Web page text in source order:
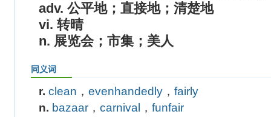
adv. 公平地；直接地；清楚地
vi. 转晴
n. 展览会；市集；美人
同义词
r. clean ， evenhandedly ， fairly
n. bazaar ， carnival ， funfair